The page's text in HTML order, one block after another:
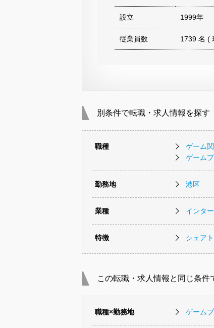
設立 1999年
従業員数 1739 名 (
別条件で転職・求人情報を探す
職種 ゲーム
ゲーム
勤務地 港区
業種 インタ
特徴 シェア
この転職・求人情報と同じ条件
職種×勤務地 ゲーム